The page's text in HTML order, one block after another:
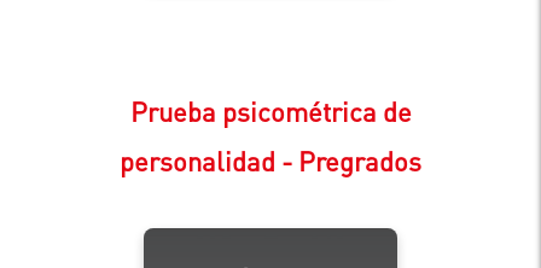
Prueba psicométrica de
personalidad - Pregrados